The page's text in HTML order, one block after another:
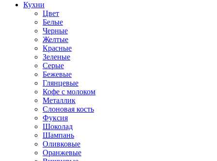
Кухни
Цвет
Белые
Черные
Желтые
Красные
Зеленые
Серые
Бежевые
Глянцевые
Кофе с молоком
Металлик
Слоновая кость
Фуксия
Шоколад
Шампань
Оливковые
Оранжевые